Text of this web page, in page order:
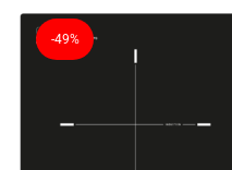
-49%